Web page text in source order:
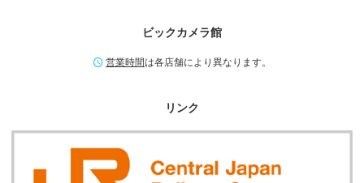
ビックカメラ館
営業時間は各店舗により異なります。
リンク